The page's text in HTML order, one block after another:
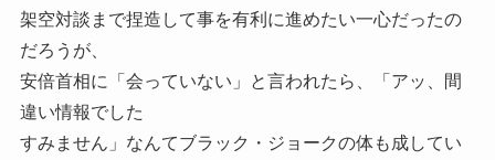
架空対談まで捏造して事を有利に進めたい一心だったの
だろうが、
安倍首相に「会っていない」と言われたら、「アッ、間
違い情報でした
すみません」なんてブラック・ジョークの体も成してい